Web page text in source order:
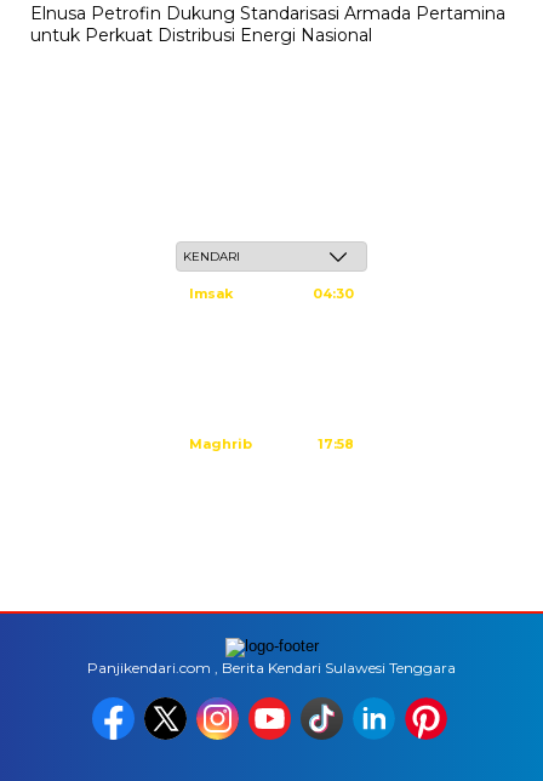
Elnusa Petrofin Dukung Standarisasi Armada Pertamina
untuk Perkuat Distribusi Energi Nasional
Imsak 04:30
Maghrib 17:58
Panjikendari.com , Berita Kendari Sulawesi Tenggara